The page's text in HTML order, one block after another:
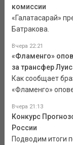
комиссии
«Галатасарай»
Батракова.
Вчера 22:21
«Фламенго»
за трансфер
Как сообщает
«Фламенго»
Вчера 21:13
Конкурс
России
Подводим итоги